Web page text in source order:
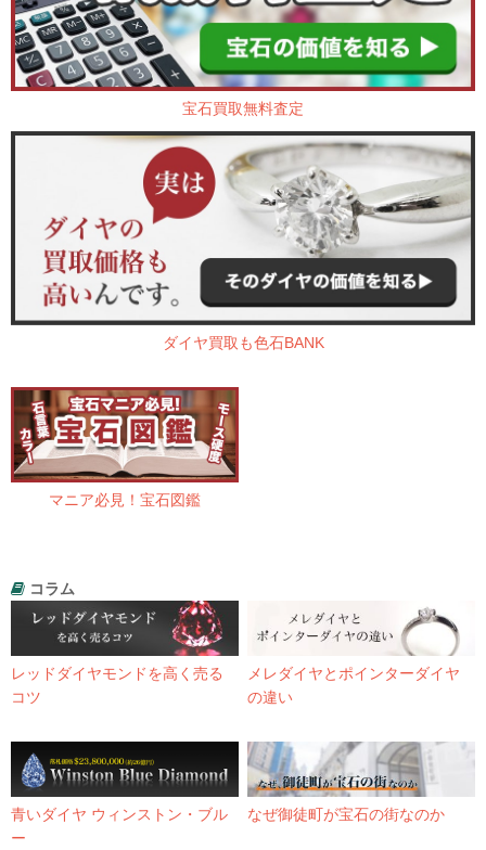
宝石買取無料査定
ダイヤ買取も色石BANK
マニア必見！宝石図鑑
コラム
レッドダイヤモンドを高く売る
コツ
メレダイヤとポインターダイヤ
の違い
青いダイヤ ウィンストン・ブル
ー
なぜ御徒町が宝石の街なのか